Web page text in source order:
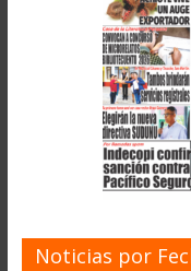
Noticias por